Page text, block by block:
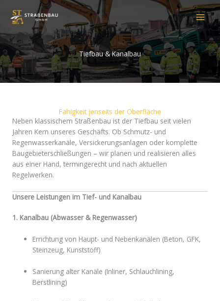
Inhalt
springen
Tiefbau & Kanalbau
Fähigkeit jenseits der Oberfläche
Neben klassischem Straßenbau ist der Tiefbau seit vielen
Jahren Kern unseres Geschäfts. Ob Schmutz- und
Regenwasserkanäle, Versickerungsanlagen oder komplette
Baugebieterschließungen – wir planen und realisieren alles
aus einer Hand, termingerecht und nach aktuellen
Regelwerken.
Unsere Leistungen im Tief- und Kanalbau
1. Kanalbau (Abwasser & Regenwasser)
Errichtung von Haupt- und Nebenkanälen (Beton, GFK,
Steinzeug, Kunststoff)
Sanierung alter Kanäle (Inliner, Schlauchlining,
Berstlining)